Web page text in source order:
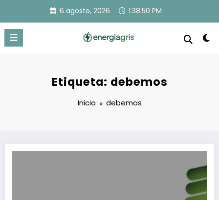
contenido
6 agosto, 2026 1:38:50 PM
Etiqueta: debemos
Inicio debemos